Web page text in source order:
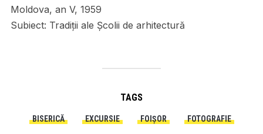
Moldova, an V, 1959
Subiect: Tradiții ale Școlii de arhitectură
TAGS
BISERICĂ EXCURSIE FOIȘOR FOTOGRAFIE